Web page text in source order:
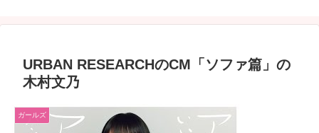
URBAN RESEARCHのCM「ソファ篇」の
木村文乃
ガールズ